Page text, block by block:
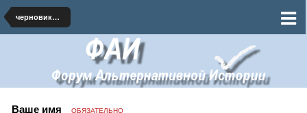
черновики и наброски по миру
Ваше имя ОБЯЗАТЕЛЬНО